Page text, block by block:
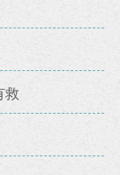
救